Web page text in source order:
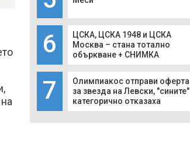
6
ЦСКА, ЦСКА 1948 и ЦСКА
Москва – стана тотално
объркване + СНИМКА
7
Олимпиакос отправи оферта
за звезда на Левски, "сините"
категорично отказаха